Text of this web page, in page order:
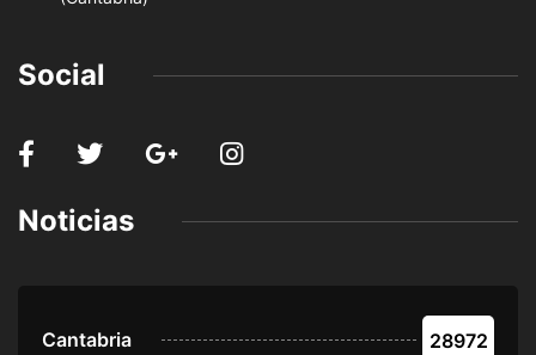
Social
Noticias
Cantabria 28972